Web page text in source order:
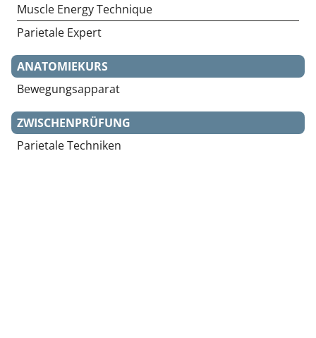
Muscle Energy Technique
Parietale Expert
ANATOMIEKURS
Bewegungsapparat
ZWISCHENPRÜFUNG
Parietale Techniken